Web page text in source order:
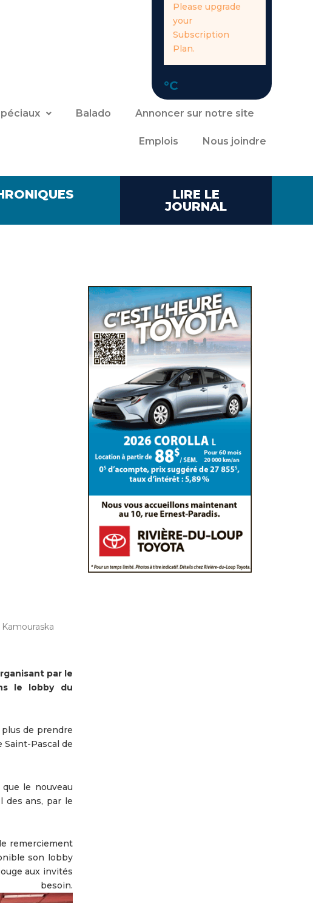
Please upgrade
your
Subscription
Plan.
°C
Balado Annoncer sur notre site
Emplois Nous joindre
LIRE LE
JOURNAL
par le
le lobby du
plus de prendre
Saint-Pascal de
le nouveau
des ans, par le
remerciement
son lobby
aux invités